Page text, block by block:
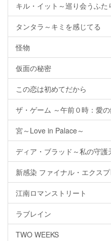
キル・イット～巡り会うふた
タンタラ～キミを感じてる
怪物
仮面の秘密
この恋は初めてだから
ザ・ゲーム ～午前０時：愛
宮～Love in Palace～
ディア・ブラッド～私の守護
新感染 ファイナル・エクス
江南ロマンストリート
ラブレイン
TWO WEEKS